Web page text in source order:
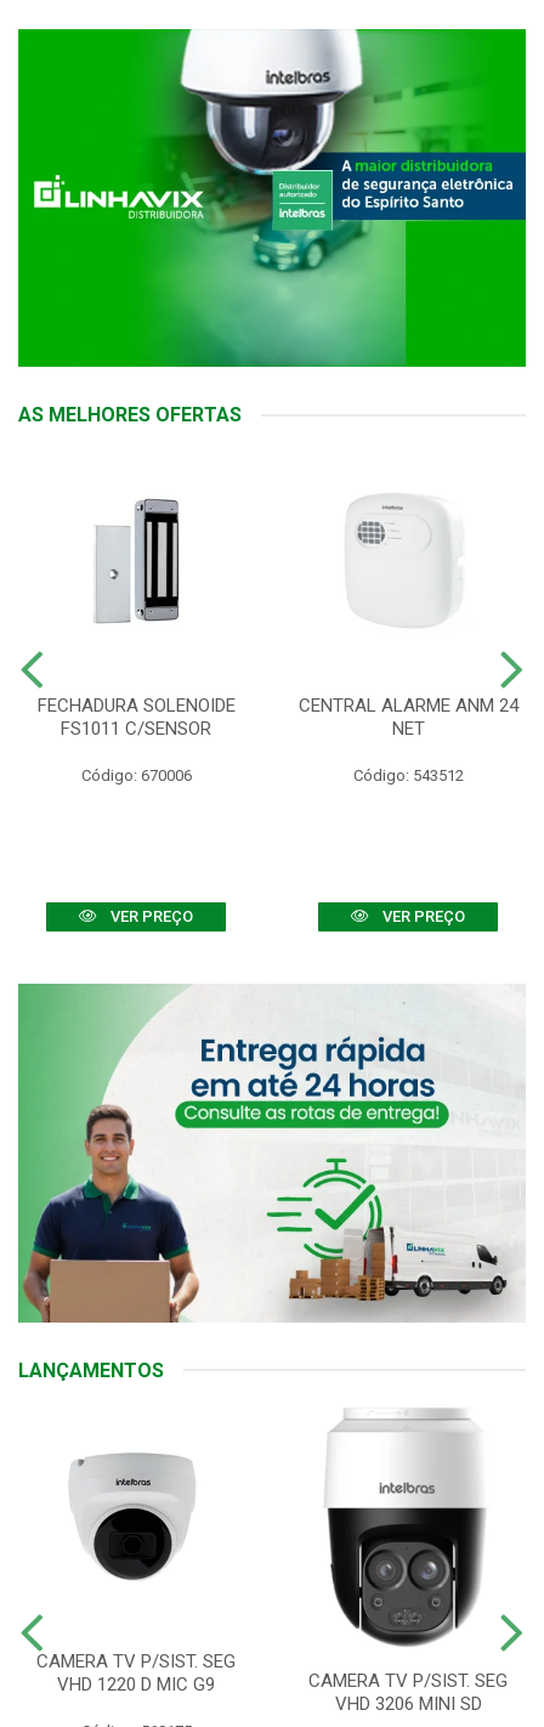
AS MELHORES OFERTAS
FECHADURA SOLENOIDE
FS1011 C/SENSOR
Código: 670006
VER PREÇO
CENTRAL ALARME ANM 24
NET
Código: 543512
VER PREÇO
LANÇAMENTOS
CAMERA TV P/SIST. SEG
VHD 1220 D MIC G9
CAMERA TV P/SIST. SEG
VHD 3206 MINI SD